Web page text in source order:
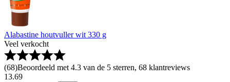
Alabastine houtvuller wit 330 g
Veel verkocht
(68)Beoordeeld met 4.3 van de 5 sterren, 68 klantreviews
13.69